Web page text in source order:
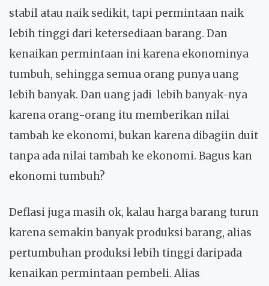
stabil atau naik sedikit, tapi permintaan naik
lebih tinggi dari ketersediaan barang. Dan
kenaikan permintaan ini karena ekonominya
tumbuh, sehingga semua orang punya uang
lebih banyak. Dan uang jadi lebih banyak-nya
karena orang-orang itu memberikan nilai
tambah ke ekonomi, bukan karena dibagiin duit
tanpa ada nilai tambah ke ekonomi. Bagus kan
ekonomi tumbuh?
Deflasi juga masih ok, kalau harga barang turun
karena semakin banyak produksi barang, alias
pertumbuhan produksi lebih tinggi daripada
kenaikan permintaan pembeli. Alias